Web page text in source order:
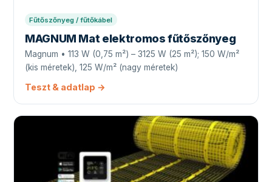
Fűtőszőnyeg / fűtőkábel
MAGNUM Mat elektromos fűtőszőnyeg
Magnum • 113 W (0,75 m²) – 3125 W (25 m²); 150 W/m²
(kis méretek), 125 W/m² (nagy méretek)
Teszt & adatlap →